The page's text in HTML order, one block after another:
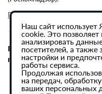
Политика в отношении
При использовании
гиперссылка на ИА
Наш сайт
cookie. Это
анализировать
посетителей, а также
настройки и
работы сервиса.
Продолжая
на передач,
ваших персональных